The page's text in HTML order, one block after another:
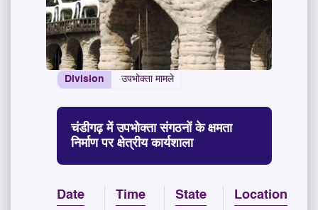
Division उपभोक्ता मामले
चंडीगढ़ में उपभोक्ता संगठनों के क्षमता
निर्माण पर क्षेत्रीय कार्यशाला
Date Time State Location